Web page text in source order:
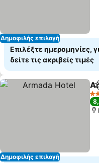
Δημοφιλής επιλογή
Επιλέξτε ημερομηνίες,
δείτε τις ακριβείς τιμές
Δημοφιλής επιλογή
4